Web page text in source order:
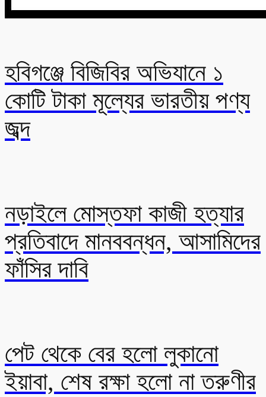
হবিগঞ্জে বিজিবির অভিযানে ১
কোটি টাকা মূল্যের ভারতীয় পণ্য
জব্দ
নড়াইলে মোস্তফা কাজী হত্যার
প্রতিবাদে মানববন্ধন, আসামিদের
ফাঁসির দাবি
পেট থেকে বের হলো লুকানো
ইয়াবা, শেষ রক্ষা হলো না তরুণীর